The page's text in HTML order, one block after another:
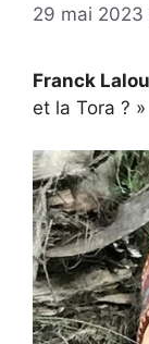
29 mai 2023
Franck Lalou
et la Tora ? »